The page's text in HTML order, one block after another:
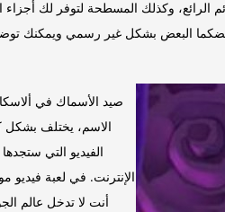
بعضكما البعض بشكل غير رسمي ويمكنك
صيد الأسماك في
الاسم، يختلف بشكل
الفيديو التي
الإنترنت. في لعبة فيديو
أنت لا تدخل عالم